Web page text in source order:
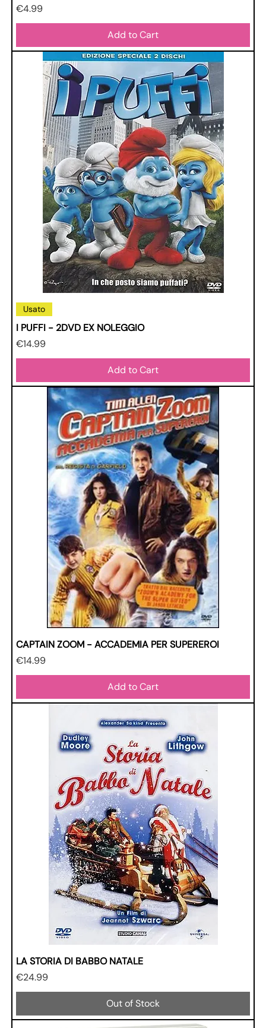
Price
€4.99
Add to Cart
Usato
I PUFFI - 2DVD EX NOLEGGIO
Price
€14.99
Add to Cart
CAPTAIN ZOOM - ACCADEMIA PER SUPEREROI
Price
€14.99
Add to Cart
LA STORIA DI BABBO NATALE
Price
€24.99
Out of Stock